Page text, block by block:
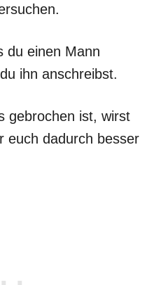
du einen Mann
ihn anschreibst.
gebrochen ist, wirst
euch dadurch besser